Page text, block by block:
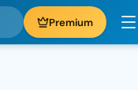
Premium